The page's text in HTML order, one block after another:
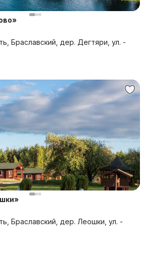
Браславский, дер. Дегтяри, ул. -
Браславский, дер. Леошки, ул. -